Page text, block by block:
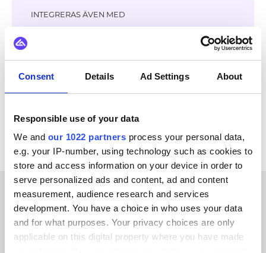
Consent Details Ad Settings About
Responsible use of your data
We and our 1022 partners process your personal data,
e.g. your IP-number, using technology such as cookies to
store and access information on your device in order to
serve personalized ads and content, ad and content
measurement, audience research and services
development. You have a choice in who uses your data
and for what purposes. Your privacy choices are only
applicable on this digital property where you have made
INTEGRERAS ÄVEN MED
Bynder
SAP ECC - R/3
Actemium Occtoo
OpenAI
Klarna
KUNDBERÄTTELSER
Learn how we’ve earned our